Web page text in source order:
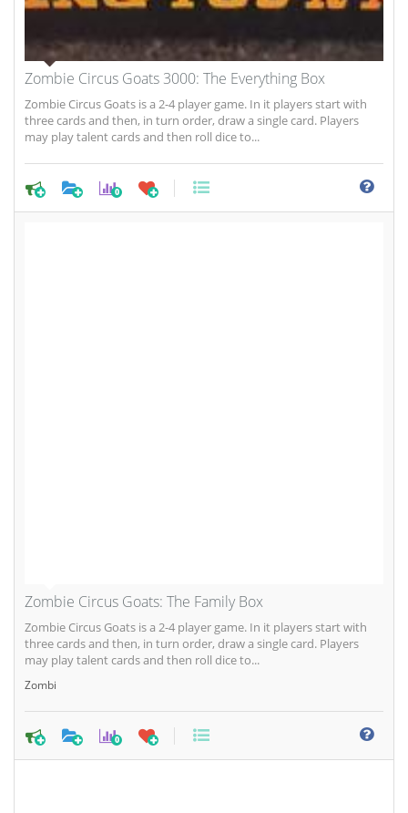
Zombie Circus Goats 3000: The Everything Box
Zombie Circus Goats is a 2-4 player game. In it players start with
three cards and then, in turn order, draw a single card. Players
may play talent cards and then roll dice to...
0
Zombie Circus Goats: The Family Box
Zombie Circus Goats is a 2-4 player game. In it players start with
three cards and then, in turn order, draw a single card. Players
may play talent cards and then roll dice to...
Zombi
0